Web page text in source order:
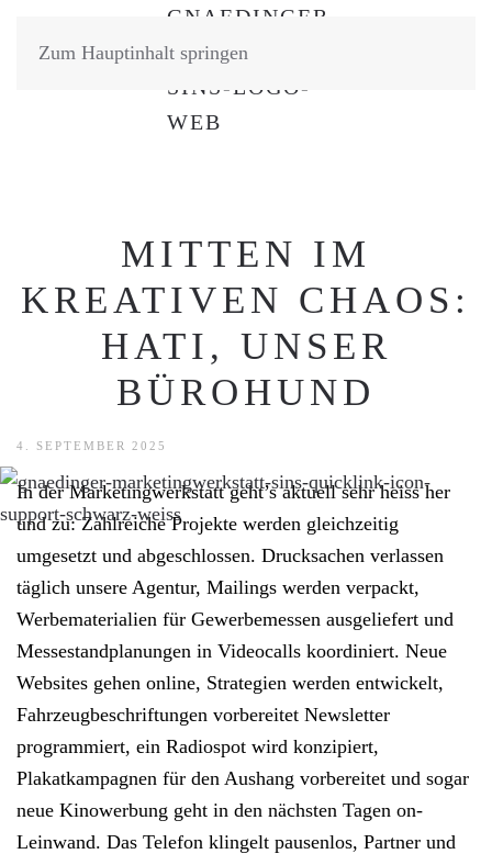
Zum Hauptinhalt springen
MITTEN IM
KREATIVEN CHAOS:
HATI, UNSER
BÜROHUND
4. SEPTEMBER 2025
In der Marketingwerkstatt geht’s aktuell sehr heiss her
und zu: Zahlreiche Projekte werden gleichzeitig
umgesetzt und abgeschlossen. Drucksachen verlassen
täglich unsere Agentur, Mailings werden verpackt,
Werbematerialien für Gewerbemessen ausgeliefert und
Messestandplanungen in Videocalls koordiniert. Neue
Websites gehen online, Strategien werden entwickelt,
Fahrzeugbeschriftungen vorbereitet Newsletter
programmiert, ein Radiospot wird konzipiert,
Plakatkampagnen für den Aushang vorbereitet und sogar
neue Kinowerbung geht in den nächsten Tagen on-
Leinwand. Das Telefon klingelt pausenlos, Partner und